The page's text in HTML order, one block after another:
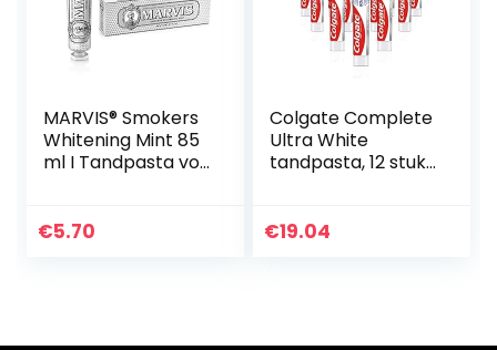
MARVIS® Smokers
Whitening Mint 85
ml I Tandpasta vor
langdurige frisheid
€5.70
Colgate Complete
Ultra White
tandpasta, 12 stuks
€19.04